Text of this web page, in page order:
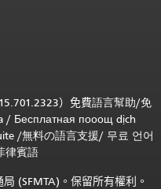
）免費語言幫助/免
/ Бесплатная пооощ dịch
/無料の語言支援/ 무료 언어
律賓語
(SFMTA)。保留所有權利。